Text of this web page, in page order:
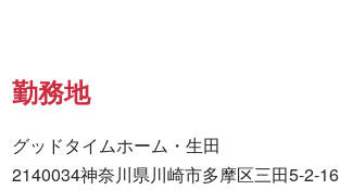
勤務地
グッドタイムホーム・生田
2140034神奈川県川崎市多摩区三田5-2-16